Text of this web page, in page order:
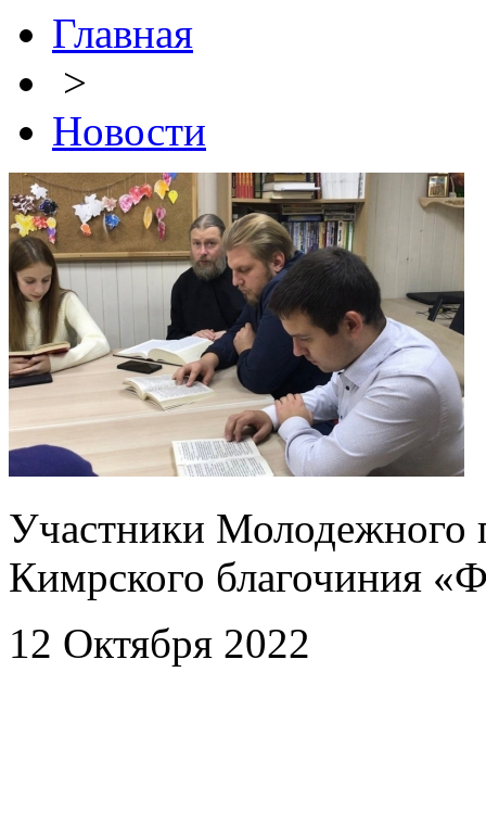
Главная
>
Новости
Участники Молодежного
Кимрского благочиния
12 Октября 2022